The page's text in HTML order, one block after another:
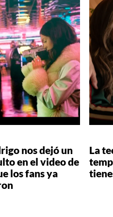
nos dejó un
en el video de
los fans ya
La